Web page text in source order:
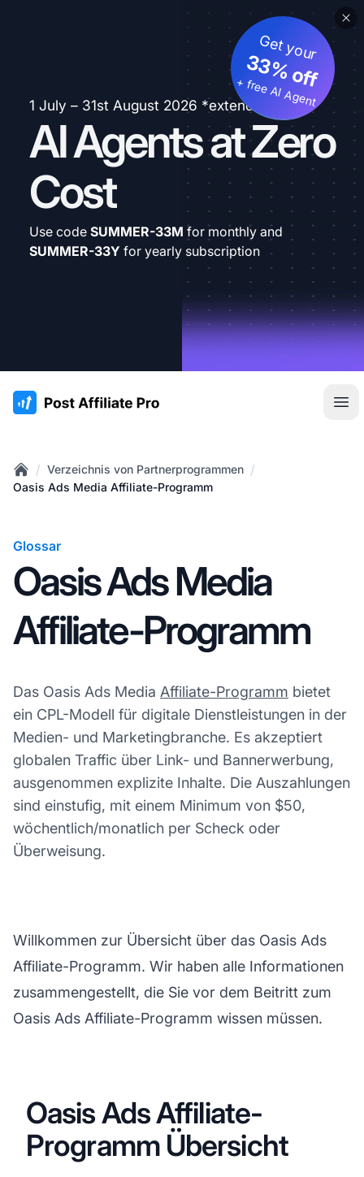
1 July – 31st August 2026 *extended
AI Agents at Zero
Cost
Get your
33% off
+ free AI Agent
Use code SUMMER-33M for monthly and
SUMMER-33Y for yearly subscription
:site.title
Home
/ Verzeichnis von Partnerprogrammen /
Oasis Ads Media Affiliate-Programm
Glossar
Oasis Ads Media
Affiliate-Programm
Das Oasis Ads Media Affiliate-Programm bietet
ein CPL-Modell für digitale Dienstleistungen in der
Medien- und Marketingbranche. Es akzeptiert
globalen Traffic über Link- und Bannerwerbung,
ausgenommen explizite Inhalte. Die Auszahlungen
sind einstufig, mit einem Minimum von $50,
wöchentlich/monatlich per Scheck oder
Überweisung.
Willkommen zur Übersicht über das Oasis Ads
Affiliate-Programm. Wir haben alle Informationen
zusammengestellt, die Sie vor dem Beitritt zum
Oasis Ads Affiliate-Programm wissen müssen.
Oasis Ads Affiliate-
Programm Übersicht